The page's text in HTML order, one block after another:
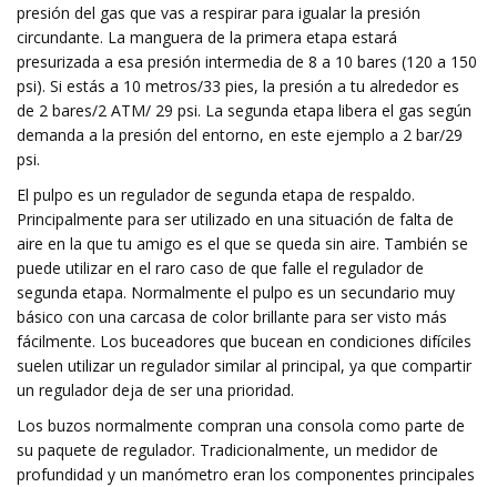
presión del gas que vas a respirar para igualar la presión
circundante. La manguera de la primera etapa estará
presurizada a esa presión intermedia de 8 a 10 bares (120 a 150
psi). Si estás a 10 metros/33 pies, la presión a tu alrededor es
de 2 bares/2 ATM/ 29 psi. La segunda etapa libera el gas según
demanda a la presión del entorno, en este ejemplo a 2 bar/29
psi.
El pulpo es un regulador de segunda etapa de respaldo.
Principalmente para ser utilizado en una situación de falta de
aire en la que tu amigo es el que se queda sin aire. También se
puede utilizar en el raro caso de que falle el regulador de
segunda etapa. Normalmente el pulpo es un secundario muy
básico con una carcasa de color brillante para ser visto más
fácilmente. Los buceadores que bucean en condiciones difíciles
suelen utilizar un regulador similar al principal, ya que compartir
un regulador deja de ser una prioridad.
Los buzos normalmente compran una consola como parte de
su paquete de regulador. Tradicionalmente, un medidor de
profundidad y un manómetro eran los componentes principales